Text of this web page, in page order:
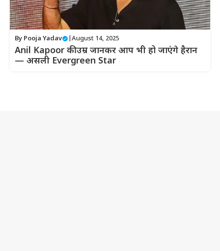
By Pooja Yadav August 14, 2025
Anil Kapoor की उम्र जानकर आप भी हो जाएंगे हैरान
— असली Evergreen Star